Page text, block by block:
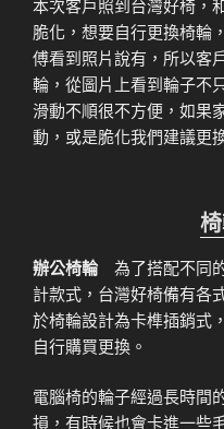
本次客戶照到台灣好椅，
脆化，想要自行更換椅輪
傅看到照片說有，所以客
輪，從圖片上看到輪子不
滑動不順很不方便，如果
動，或是脆化我們建議更
辦公椅輪為了搭配不同
計款式，台灣好椅備有各
於椅輪設計為卡榫插銷式
自行購買更換。
電腦椅的輪子經過長時間
損，有時候也會卡進一些